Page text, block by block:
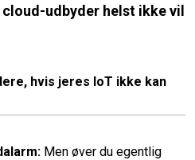
udbyder helst ikke vil
hvis jeres IoT ikke kan
Men øver du egentlig